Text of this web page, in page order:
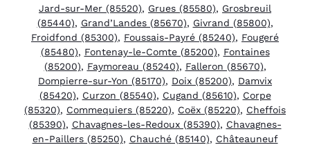
Jard-sur-Mer (85520), Grues (85580), Grosbreuil
(85440), Grand’Landes (85670), Givrand (85800),
Froidfond (85300), Foussais-Payré (85240), Fougeré
(85480), Fontenay-le-Comte (85200), Fontaines
(85200), Faymoreau (85240), Falleron (85670),
Dompierre-sur-Yon (85170), Doix (85200), Damvix
(85420), Curzon (85540), Cugand (85610), Corpe
(85320), Commequiers (85220), Coëx (85220), Cheffois
(85390), Chavagnes-les-Redoux (85390), Chavagnes-
en-Paillers (85250), Chauché (85140), Châteauneuf